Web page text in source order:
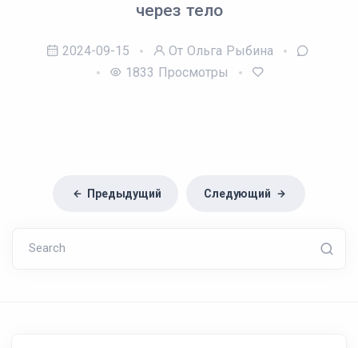
через тело
2024-09-15
От Ольга Рыбина
1833 Просмотры
Предыдущий Следующий
Search